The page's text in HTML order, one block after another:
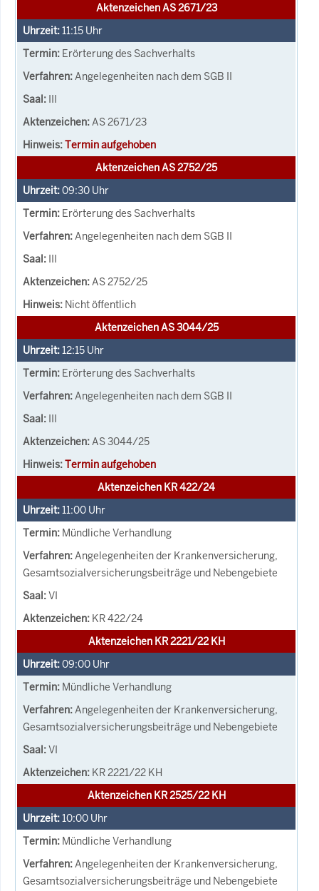
Aktenzeichen AS 2671/23
11:15 Uhr
Erörterung des Sachverhalts
Angelegenheiten nach dem SGB II
III
AS 2671/23
Termin aufgehoben
Aktenzeichen AS 2752/25
09:30 Uhr
Erörterung des Sachverhalts
Angelegenheiten nach dem SGB II
III
AS 2752/25
Nicht öffentlich
Aktenzeichen AS 3044/25
12:15 Uhr
Erörterung des Sachverhalts
Angelegenheiten nach dem SGB II
III
AS 3044/25
Termin aufgehoben
Aktenzeichen KR 422/24
11:00 Uhr
Mündliche Verhandlung
Angelegenheiten der Krankenversicherung,
Gesamtsozialversicherungsbeiträge und Nebengebiete
VI
KR 422/24
Aktenzeichen KR 2221/22 KH
09:00 Uhr
Mündliche Verhandlung
Angelegenheiten der Krankenversicherung,
Gesamtsozialversicherungsbeiträge und Nebengebiete
VI
KR 2221/22 KH
Aktenzeichen KR 2525/22 KH
10:00 Uhr
Mündliche Verhandlung
Angelegenheiten der Krankenversicherung,
Gesamtsozialversicherungsbeiträge und Nebengebiete